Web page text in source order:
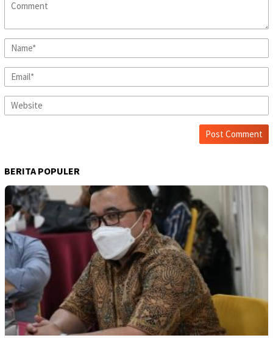
BERITA POPULER